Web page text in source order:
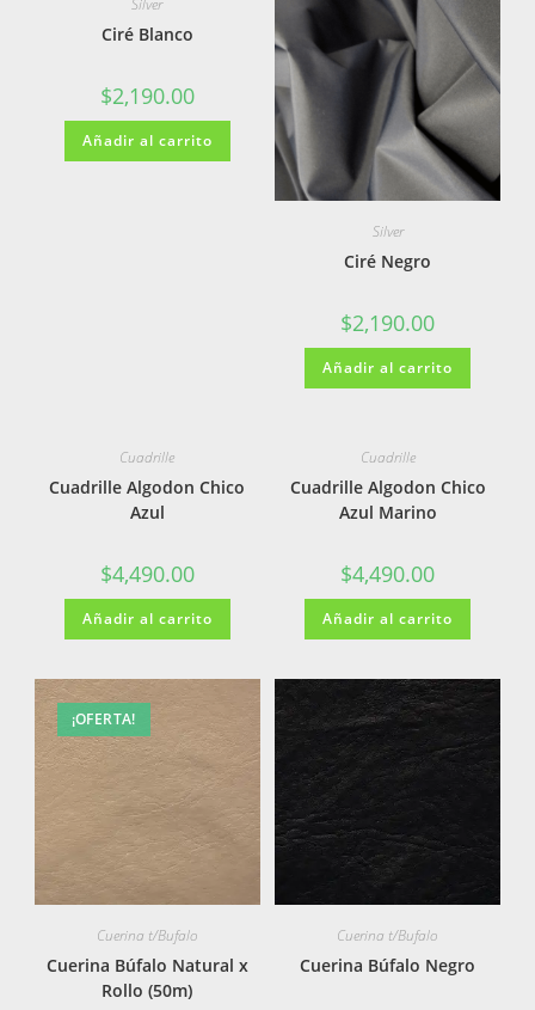
Silver
Ciré Blanco
$2,190.00
Añadir al carrito
Silver
Ciré Negro
$2,190.00
Añadir al carrito
Cuadrille
Cuadrille Algodon Chico
Azul
$4,490.00
Añadir al carrito
Cuadrille
Cuadrille Algodon Chico
Azul Marino
$4,490.00
Añadir al carrito
¡OFERTA!
Cuerina t/Bufalo
Cuerina Búfalo Natural x
Rollo (50m)
Cuerina t/Bufalo
Cuerina Búfalo Negro